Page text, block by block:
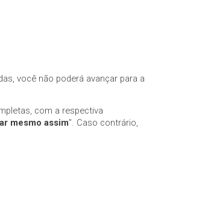
você não poderá avançar para a
com a respectiva
mesmo assim”. Caso contrário,